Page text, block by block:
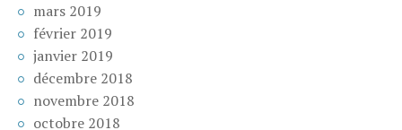
mars 2019
février 2019
janvier 2019
décembre 2018
novembre 2018
octobre 2018